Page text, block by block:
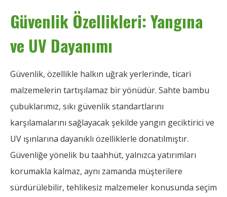
Güvenlik Özellikleri: Yangına
ve UV Dayanımı
Güvenlik, özellikle halkın uğrak yerlerinde, ticari
malzemelerin tartışılamaz bir yönüdür. Sahte bambu
çubuklarımız, sıkı güvenlik standartlarını
karşılamalarını sağlayacak şekilde yangın geciktirici ve
UV ışınlarına dayanıklı özelliklerle donatılmıştır.
Güvenliğe yönelik bu taahhüt, yalnızca yatırımları
korumakla kalmaz, aynı zamanda müşterilere
sürdürülebilir, tehlikesiz malzemeler konusunda seçim